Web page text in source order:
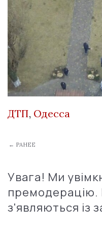
ДТП, Одесса
← РАНЕЕ
Увага! Ми
премодерацію.
з'являються із